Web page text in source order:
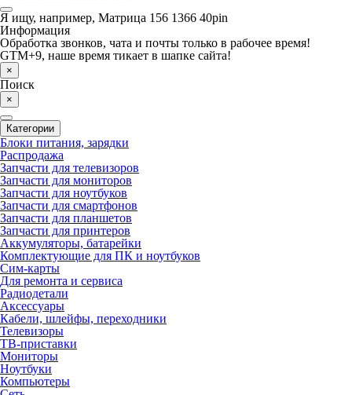
Я ищу, например, Матрица 156 1366 40pin
Информация
Обработка звонков, чата и почты только в рабочее время!
GTM+9, наше время тикает в шапке сайта!
×
Поиск
×
Категории
Блоки питания, зарядки
Распродажа
Запчасти для телевизоров
Запчасти для мониторов
Запчасти для ноутбуков
Запчасти для смартфонов
Запчасти для планшетов
Запчасти для принтеров
Аккумуляторы, батарейки
Комплектующие для ПК и ноутбуков
Сим-карты
Для ремонта и сервиса
Радиодетали
Аксессуары
Кабели, шлейфы, переходники
Телевизоры
ТВ-приставки
Мониторы
Ноутбуки
Компьютеры